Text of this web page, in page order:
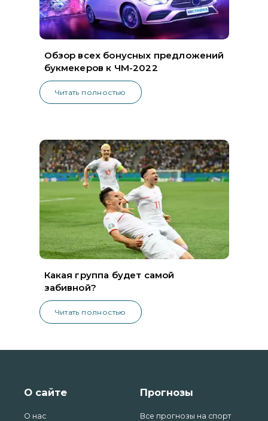
Обзор всех бонусных предложений
букмекеров к ЧМ-2022
Читать полностью
Какая группа будет самой
забивной?
Читать полностью
О сайте
О нас
Прогнозы
Все прогнозы на спорт